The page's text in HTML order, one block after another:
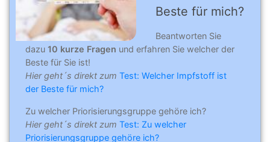
Beste für mich?
Beantworten Sie
dazu 10 kurze Fragen und erfahren Sie welcher der
Beste für Sie ist!
Hier geht´s direkt zum Test: Welcher Impfstoff ist
der Beste für mich?
Zu welcher Priorisierungsgruppe gehöre ich?
Hier geht´s direkt zum Test: Zu welcher
Priorisierungsgruppe gehöre ich?